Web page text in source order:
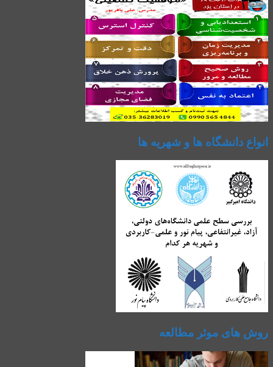
انواع دانشگاه ها و شهریه ها
روش های موثر مطالعه